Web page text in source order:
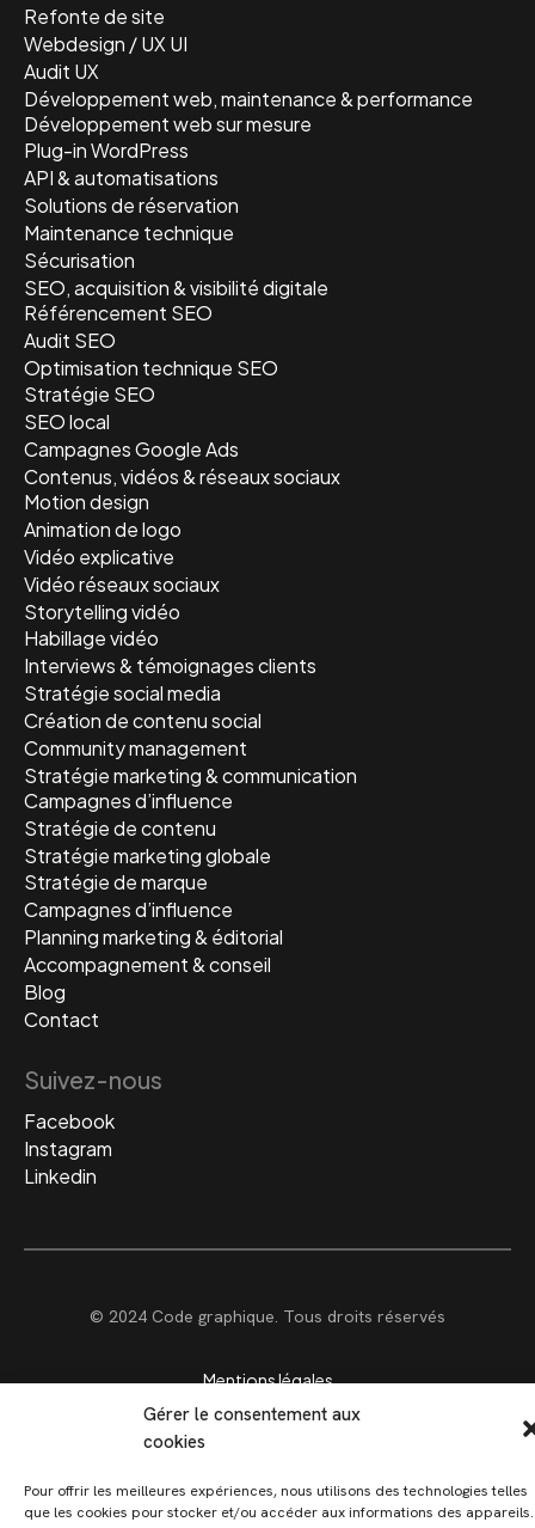
Gérer le consentement aux
cookies
Pour offrir les meilleures expériences, nous utilisons des technologies telles
que les cookies pour stocker et/ou accéder aux informations des appareils.
Refonte de site
Webdesign / UX UI
Audit UX
Développement web, maintenance & performance
Développement web sur mesure
Plug-in WordPress
API & automatisations
Solutions de réservation
Maintenance technique
Sécurisation
SEO, acquisition & visibilité digitale
Référencement SEO
Audit SEO
Optimisation technique SEO
Stratégie SEO
SEO local
Campagnes Google Ads
Contenus, vidéos & réseaux sociaux
Motion design
Animation de logo
Vidéo explicative
Vidéo réseaux sociaux
Storytelling vidéo
Habillage vidéo
Interviews & témoignages clients
Stratégie social media
Création de contenu social
Community management
Stratégie marketing & communication
Campagnes d’influence
Stratégie de contenu
Stratégie marketing globale
Stratégie de marque
Campagnes d’influence
Planning marketing & éditorial
Accompagnement & conseil
Blog
Contact
Suivez-nous
Facebook
Instagram
Linkedin
© 2024 Code graphique. Tous droits réservés
Mentions légales
Politique de cookies (UE)